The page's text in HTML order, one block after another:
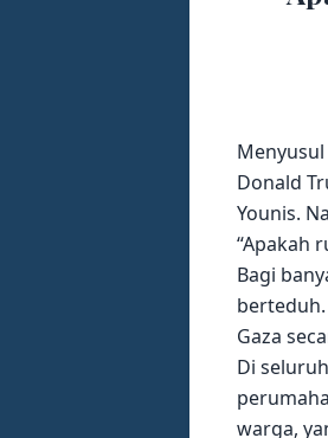
Donald
Younis.
“Apakah
Bagi
Gaza
Di
warga,